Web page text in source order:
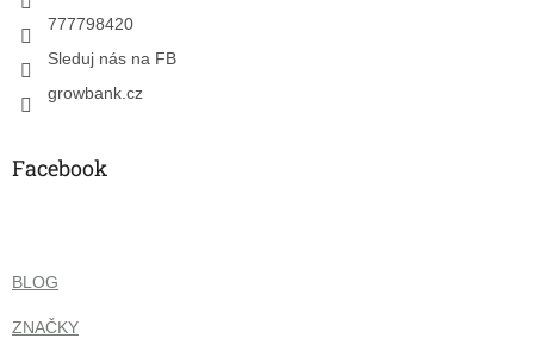
777798420
Sleduj nás na FB
growbank.cz
Facebook
BLOG
ZNAČKY